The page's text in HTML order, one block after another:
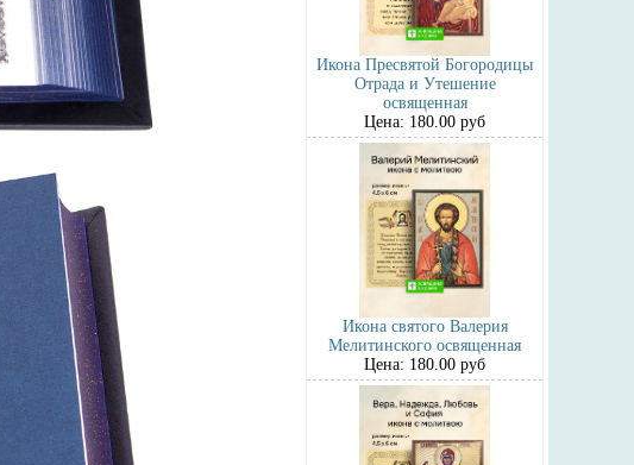
Икона Пресвятой Богородицы
Отрада и Утешение
освященная
Цена: 180.00 руб
Икона святого Валерия
Мелитинского освященная
Цена: 180.00 руб